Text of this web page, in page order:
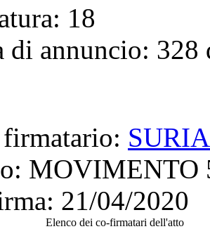
18
di annuncio: 328
MOVIMENTO
21/04/2020
Elenco dei co-firmatari dell'atto